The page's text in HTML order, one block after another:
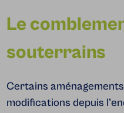
Le
souterrains
Certains
modifications depuis